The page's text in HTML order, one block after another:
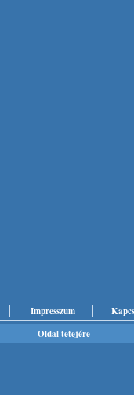
Impresszum
Oldal tetejére